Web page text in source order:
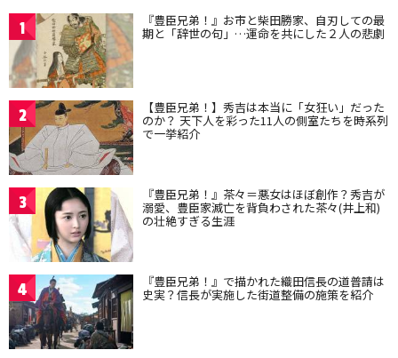
1 『豊臣兄弟！』お市と柴田勝家、自刃しての最
期と「辞世の句」…運命を共にした２人の悲劇
2 【豊臣兄弟！】秀吉は本当に「女狂い」だった
のか？ 天下人を彩った11人の側室たちを時系列
で一挙紹介
3 『豊臣兄弟！』茶々＝悪女はほぼ創作？秀吉が
溺愛、豊臣家滅亡を背負わされた茶々(井上和)
の壮絶すぎる生涯
4 『豊臣兄弟！』で描かれた織田信長の道普請は
史実？信長が実施した街道整備の施策を紹介